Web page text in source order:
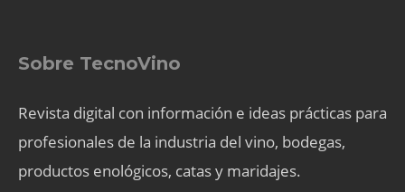
Sobre TecnoVino
Revista digital con información e ideas prácticas para
profesionales de la industria del vino, bodegas,
productos enológicos, catas y maridajes.